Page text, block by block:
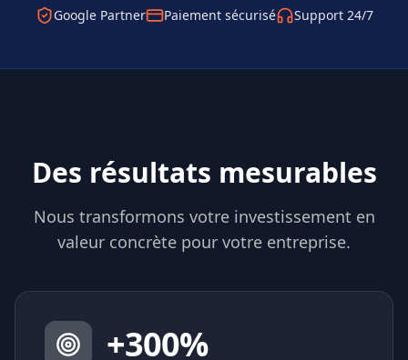
Google Partner Paiement sécurisé Support 24/7
Des résultats mesurables
Nous transformons votre investissement en
valeur concrète pour votre entreprise.
+300%